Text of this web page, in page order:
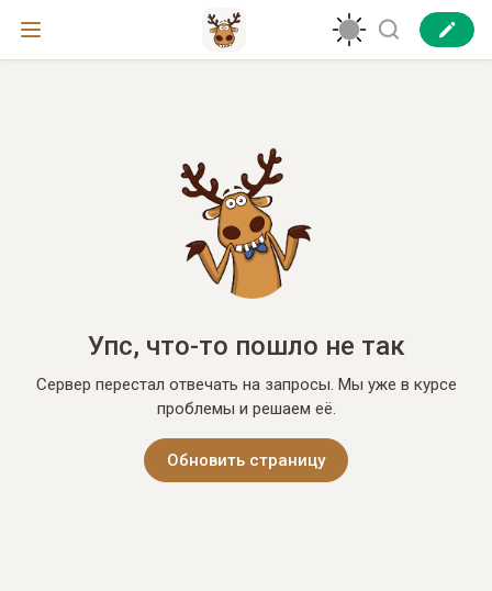
Упс, что-то пошло не так
Сервер перестал отвечать на запросы. Мы уже в курсе
проблемы и решаем её.
Обновить страницу